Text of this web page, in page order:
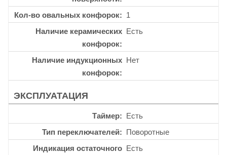
Кол-во овальных конфорок
1
Наличие керамических
конфорок
Есть
Наличие индукционных
конфорок
Нет
ЭКСПЛУАТАЦИЯ
Таймер
Есть
Тип переключателей
Поворотные
Индикация остаточного Есть